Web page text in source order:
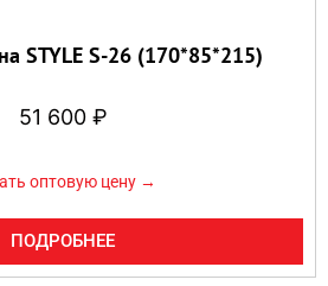
STYLE S-26 (170*85*215)
51 600 ₽
оптовую цену →
ПОДРОБНЕЕ